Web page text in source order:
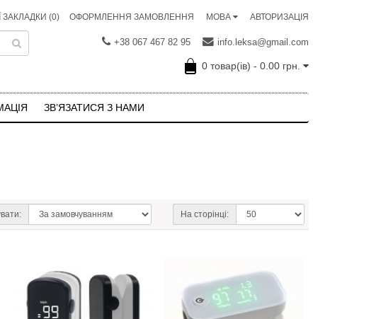
АВТОРИЗАЦІЯ
ЗАКЛАДКИ (0) ОФОРМЛЕННЯ ЗАМОВЛЕННЯ МОВА
+38 067 467 82 95 info.leksa@gmail.com
0 товар(ів) - 0.00 грн.
ЗВ’ЯЗАТИСЯ З НАМИ
На сторінці: